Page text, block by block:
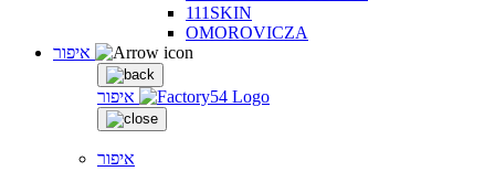
111SKIN
OMOROVICZA
איפור
איפור